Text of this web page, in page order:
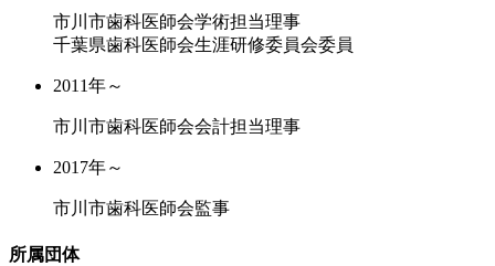
市川市歯科医師会学術担当理事
千葉県歯科医師会生涯研修委員会委員
2011年～
市川市歯科医師会会計担当理事
2017年～
市川市歯科医師会監事
所属団体